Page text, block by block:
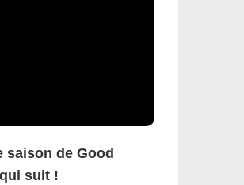
de Good
suit !